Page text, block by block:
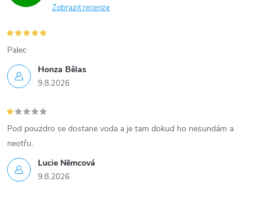
Zobrazit recenze
Honza Bělas
9.8.2026
Palec
Lucie Nĕmcová
9.8.2026
Pod pouzdro se dostane voda a je tam dokud ho nesundám a
neotřu.